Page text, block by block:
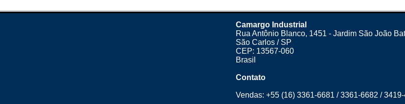
Camargo Industrial
Rua Antônio Blanco, 1451 - Jardim São João
São Carlos / SP
CEP: 13567-060
Brasil
Contato
Vendas: +55 (16) 3361-6681 /3361-6682 /